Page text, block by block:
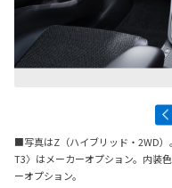
■写真はZ（ハイブリッド・2WD
T3〉はメーカーオプション。内装
ーオプション。